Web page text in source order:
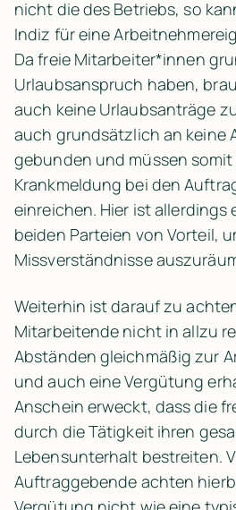
nicht die des Betriebs, so
Indiz für eine
Da freie Mitarbeiter*innen
Urlaubsanspruch haben,
auch keine Urlaubsanträge
auch grundsätzlich an keine
gebunden und müssen
Krankmeldung bei den
einreichen. Hier ist allerdings
beiden Parteien von Vorteil,
Missverständnisse
Weiterhin ist darauf zu
Mitarbeitende nicht in allzu
Abständen gleichmäßig zur
und auch eine Vergütung
Anschein erweckt, dass die
durch die Tätigkeit ihren
Lebensunterhalt bestreiten.
Auftraggebende achten